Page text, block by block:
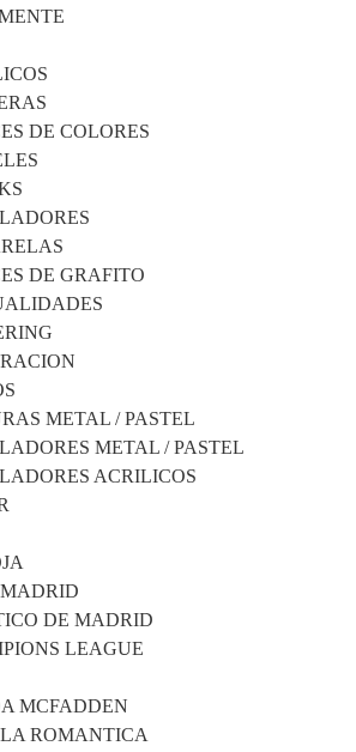
DE COLORES
DE GRAFITO
METAL / PASTEL
METAL / PASTEL
ACRILICOS
DE MADRID
LEAGUE
MCFADDEN
ROMANTICA